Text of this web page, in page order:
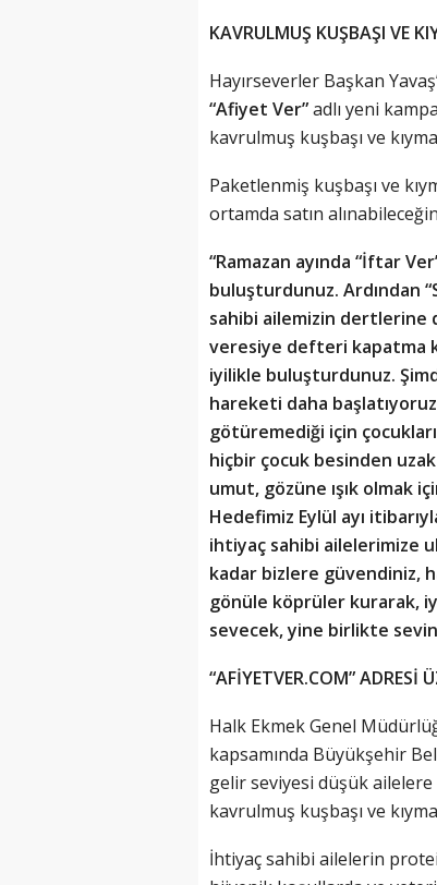
KAVRULMUŞ KUŞBAŞI VE
Hayırseverler Başkan
“Afiyet Ver”adlı yeni
kavrulmuş kuşbaşı ve kıyma
Paketlenmiş kuşbaşı ve
ortamda satın
“Ramazan ayında “İftar
buluşturdunuz. Ardından
sahibi ailemizin dertlerine
veresiye defteri kapatma
iyilikle buluşturdunuz.
hareketi daha
götüremediği için
hiçbir çocuk besinden
umut, gözüne ışık olmak
Hedefimiz Eylül ayı
ihtiyaç sahibi ailelerimize
kadar bizlere güvendiniz,
gönüle köprüler kurarak,
sevecek, yine birlikte
“AFİYETVER.COM” ADRESİ
Halk Ekmek Genel
kapsamında Büyükşehir
gelir seviyesi düşük
kavrulmuş kuşbaşı ve
İhtiyaç sahibi ailelerin